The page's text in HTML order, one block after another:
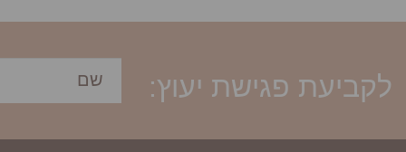
לקביעת פגישת יעוץ: